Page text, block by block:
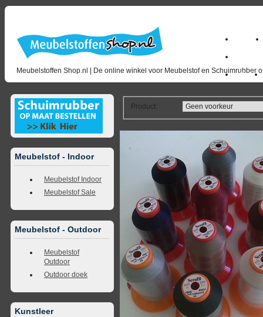
Meubelstoffen Shop.nl | De online winkel voor Meubelstof en Schuimrubber
Home
Outlet
Meubelstof - Indoor
Meubelstof Indoor
Meubelstof Sale
Meubelstof - Outdoor
Meubelstof
Outdoor
Outdoor doek
Kunstleer
Product: